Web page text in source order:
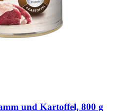
und Kartoffel, 800 g